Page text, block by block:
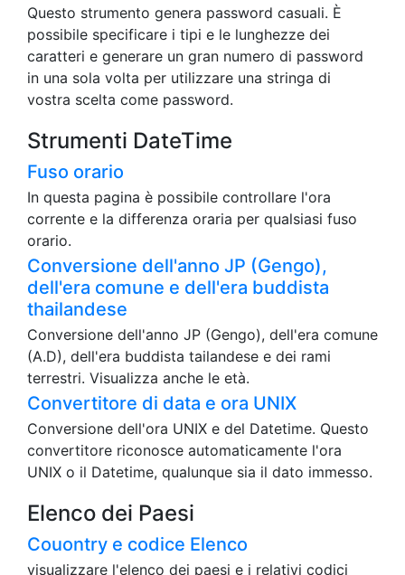
Questo strumento genera password casuali. È
possibile specificare i tipi e le lunghezze dei
caratteri e generare un gran numero di password
in una sola volta per utilizzare una stringa di
vostra scelta come password.
Strumenti DateTime
Fuso orario
In questa pagina è possibile controllare l'ora
corrente e la differenza oraria per qualsiasi fuso
orario.
Conversione dell'anno JP (Gengo),
dell'era comune e dell'era buddista
thailandese
Conversione dell'anno JP (Gengo), dell'era comune
(A.D), dell'era buddista tailandese e dei rami
terrestri. Visualizza anche le età.
Convertitore di data e ora UNIX
Conversione dell'ora UNIX e del Datetime. Questo
convertitore riconosce automaticamente l'ora
UNIX o il Datetime, qualunque sia il dato immesso.
Elenco dei Paesi
Couontry e codice Elenco
visualizzare l'elenco dei paesi e i relativi codici